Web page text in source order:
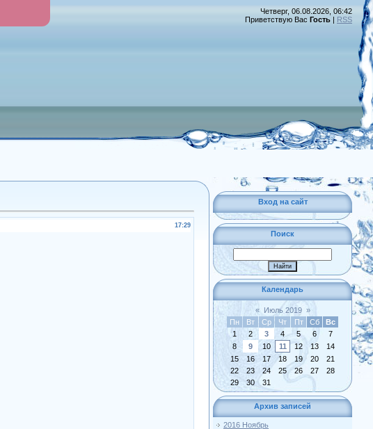
Четверг, 06.08.2026, 06:42
Приветствую Вас Гость | RSS
17:29
Вход на сайт
Поиск
Календарь
« Июль 2019 »
Пн
Вт Ср Чт Пт Сб
Вс
1
2 3 4 5 6
7
8
9 10 11 12 13
14
15
16 17 18 19 20
21
22
23 24 25 26 27
28
29
30 31
Архив записей
2016 Ноябрь